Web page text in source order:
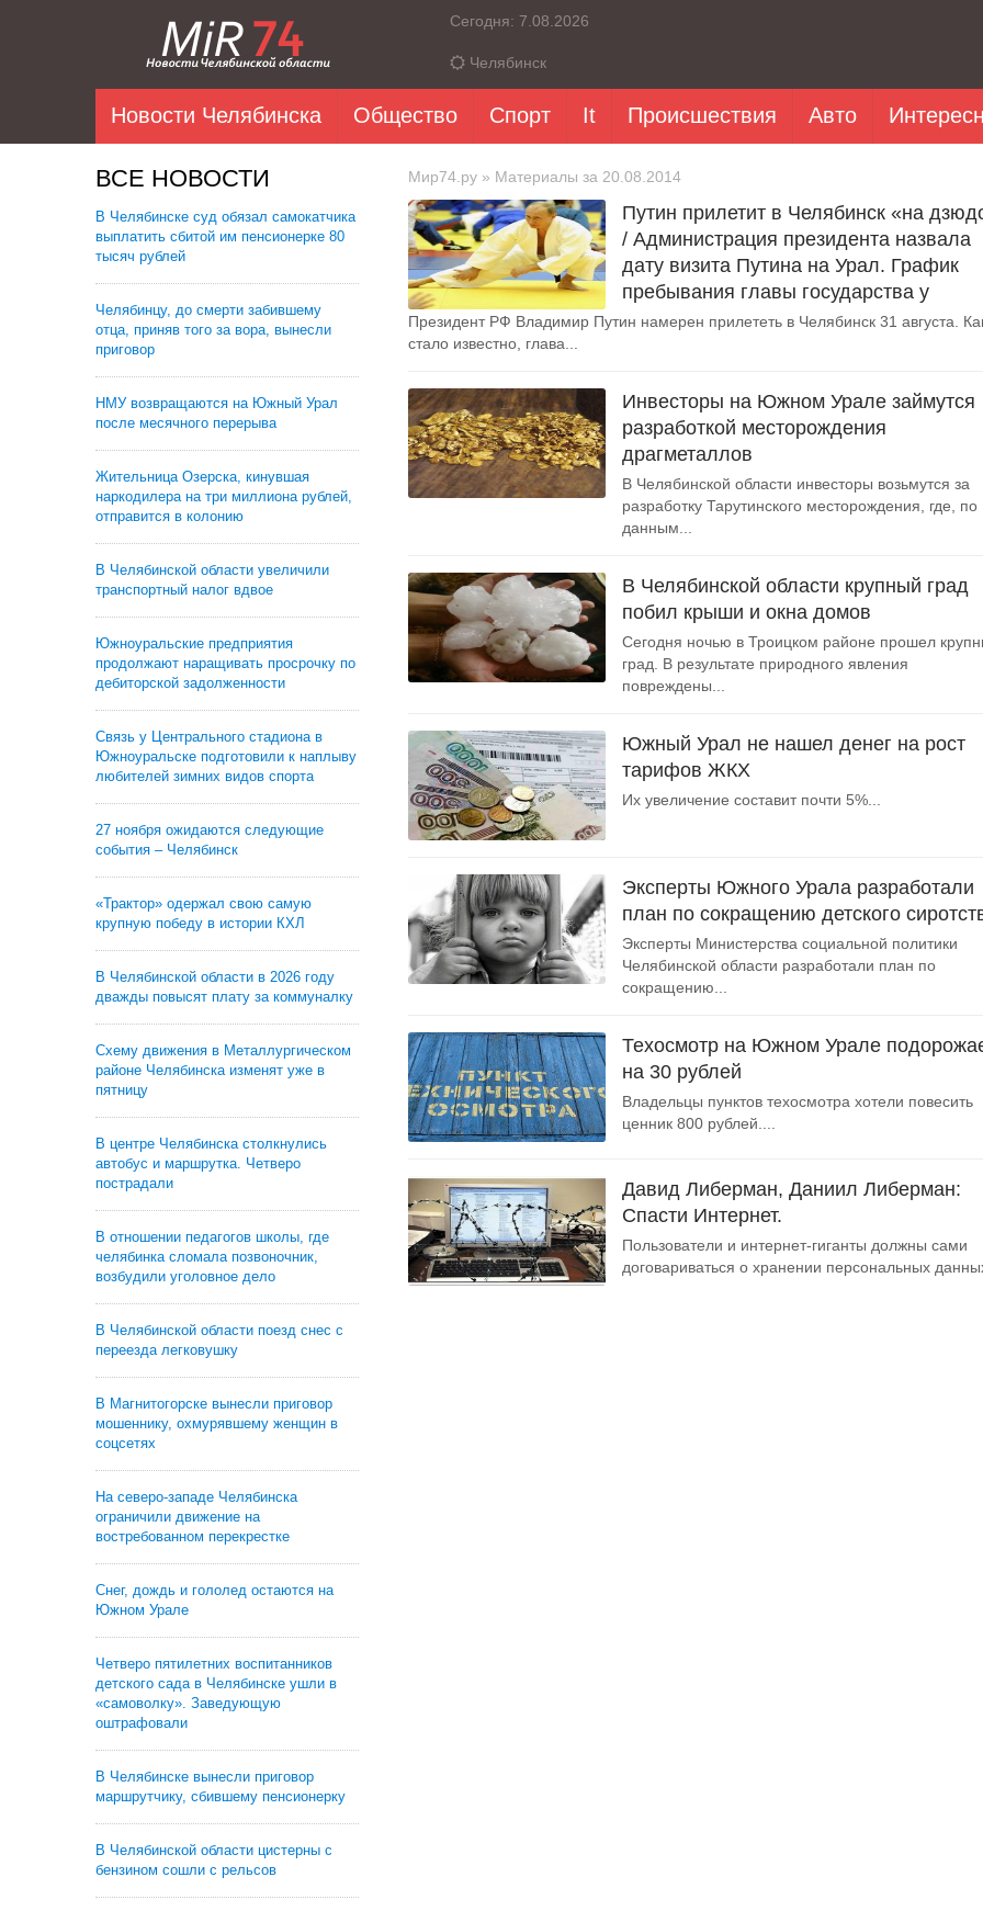
Сегодня: 7.08.2026
Челябинск
Новости Челябинска Общество Спорт It Происшествия Авто
ВСЕ НОВОСТИ
В Челябинске суд обязал самокатчика
выплатить сбитой им пенсионерке 80
тысяч рублей
Челябинцу, до смерти забившему
отца, приняв того за вора, вынесли
приговор
НМУ возвращаются на Южный Урал
после месячного перерыва
Жительница Озерска, кинувшая
наркодилера на три миллиона рублей,
отправится в колонию
В Челябинской области увеличили
транспортный налог вдвое
Южноуральские предприятия
продолжают наращивать просрочку по
дебиторской задолженности
Связь у Центрального стадиона в
Южноуральске подготовили к наплыву
любителей зимних видов спорта
27 ноября ожидаются следующие
события – Челябинск
«Трактор» одержал свою самую
крупную победу в истории КХЛ
В Челябинской области в 2026 году
дважды повысят плату за коммуналку
Схему движения в Металлургическом
районе Челябинска изменят уже в
пятницу
В центре Челябинска столкнулись
автобус и маршрутка. Четверо
пострадали
В отношении педагогов школы, где
челябинка сломала позвоночник,
возбудили уголовное дело
В Челябинской области поезд снес с
переезда легковушку
В Магнитогорске вынесли приговор
мошеннику, охмурявшему женщин в
соцсетях
На северо-западе Челябинска
ограничили движение на
востребованном перекрестке
Снег, дождь и гололед остаются на
Южном Урале
Четверо пятилетних воспитанников
детского сада в Челябинске ушли в
«самоволку». Заведующую
оштрафовали
В Челябинске вынесли приговор
маршрутчику, сбившему пенсионерку
В Челябинской области цистерны с
бензином сошли с рельсов
Мир74.ру » Материалы за 20.08.2014
Путин прилетит в Челябинск «на
/ Администрация президента назвала
дату визита Путина на Урал. График
пребывания главы государства у
Президент РФ Владимир Путин намерен прилететь в Челябинск 31 августа.
стало известно, глава...
Инвесторы на Южном Урале займутся
разработкой месторождения
драгметаллов
В Челябинской области инвесторы возьмутся за
разработку Тарутинского месторождения, где, по
данным...
В Челябинской области крупный град
побил крыши и окна домов
Сегодня ночью в Троицком районе прошел
град. В результате природного явления
повреждены...
Южный Урал не нашел денег на рост
тарифов ЖКХ
Их увеличение составит почти 5%...
Эксперты Южного Урала разработали
план по сокращению детского
Эксперты Министерства социальной политики
Челябинской области разработали план по
сокращению...
Техосмотр на Южном Урале
на 30 рублей
Владельцы пунктов техосмотра хотели повесить
ценник 800 рублей....
Давид Либерман, Даниил Либерман:
Спасти Интернет.
Пользователи и интернет-гиганты должны сами
договариваться о хранении персональных